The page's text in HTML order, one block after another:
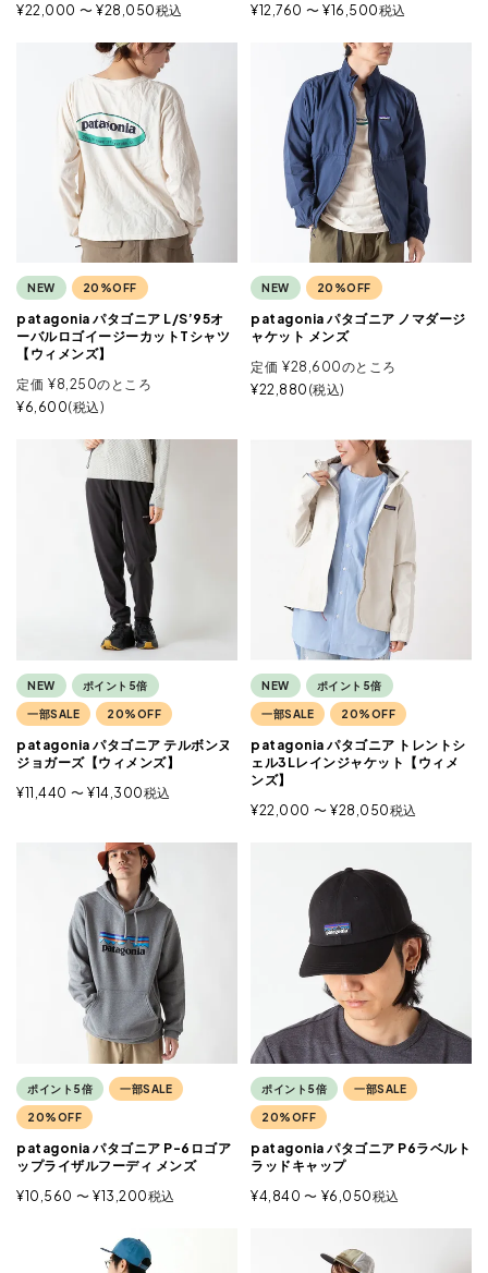
¥22,000 〜 ¥28,050税込
¥12,760 〜 ¥16,500税込
NEW 20%OFF
patagonia パタゴニア L/S’95オ
ーバルロゴイージーカットTシャツ
【ウィメンズ】
定価 ¥8,250のところ
¥6,600 税込
NEW 20%OFF
patagonia パタゴニア ノマダージ
ャケット メンズ
定価 ¥28,600のところ
¥22,880 税込
NEW ポイント5倍
一部SALE 20%OFF
patagonia パタゴニア テルボンヌ
ジョガーズ【ウィメンズ】
¥11,440 〜 ¥14,300税込
NEW ポイント5倍
一部SALE 20%OFF
patagonia パタゴニア トレントシ
ェル3Lレインジャケット【ウィメ
ンズ】
¥22,000 〜 ¥28,050税込
ポイント5倍 一部SALE
20%OFF
patagonia パタゴニア P-6ロゴア
ップライザルフーディ メンズ
¥10,560 〜 ¥13,200税込
ポイント5倍 一部SALE
20%OFF
patagonia パタゴニア P6ラベルト
ラッドキャップ
¥4,840 〜 ¥6,050税込